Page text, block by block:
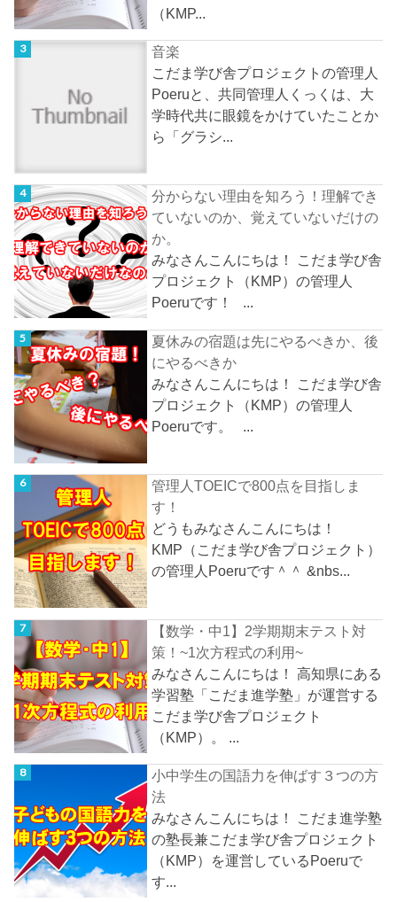
（KMP...
音楽
こだま学び舎プロジェクトの管理人
Poeruと、共同管理人くっくは、大
学時代共に眼鏡をかけていたことか
ら「グラシ...
分からない理由を知ろう！理解でき
ていないのか、覚えていないだけの
か。
みなさんこんにちは！ こだま学び舎
プロジェクト（KMP）の管理人
Poeruです！ ...
夏休みの宿題は先にやるべきか、後
にやるべきか
みなさんこんにちは！ こだま学び舎
プロジェクト（KMP）の管理人
Poeruです。 ...
管理人TOEICで800点を目指しま
す！
どうもみなさんこんにちは！
KMP（こだま学び舎プロジェクト）
の管理人Poeruです＾＾ &nbs...
【数学・中1】2学期期末テスト対
策！~1次方程式の利用~
みなさんこんにちは！ 高知県にある
学習塾「こだま進学塾」が運営する
こだま学び舎プロジェクト
（KMP）。 ...
小中学生の国語力を伸ばす３つの方
法
みなさんこんにちは！ こだま進学塾
の塾長兼こだま学び舎プロジェクト
（KMP）を運営しているPoeruで
す...